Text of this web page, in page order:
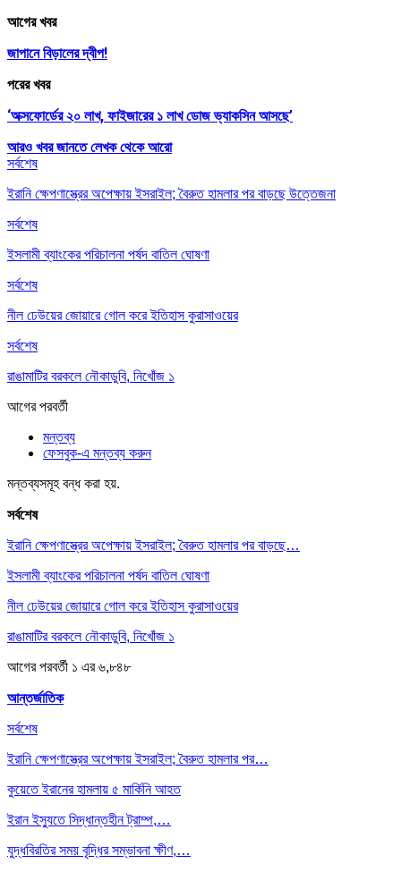
আগের খবর
জাপানে বিড়ালের দ্বীপ!
পরের খবর
‘অক্সফোর্ডের ২০ লাখ, ফাইজারের ১ লাখ ডোজ ভ্যাকসিন আসছে’
আরও খবর জানতে লেখক থেকে আরো
সর্বশেষ
ইরানি ক্ষেপণাস্ত্রের অপেক্ষায় ইসরাইল; বৈরুত হামলার পর বাড়ছে উত্তেজনা
সর্বশেষ
ইসলামী ব্যাংকের পরিচালনা পর্ষদ বাতিল ঘোষণা
সর্বশেষ
নীল ঢেউয়ের জোয়ারে গোল করে ইতিহাস কুরাসাওয়ের
সর্বশেষ
রাঙামাটির বরকলে নৌকাডুবি, নিখোঁজ ১
আগেরপরবর্তী
মন্তব্য
ফেসবুক-এ মন্তব্য করুন
মন্তব্যসমূহ বন্ধ করা হয়.
সর্বশেষ
ইরানি ক্ষেপণাস্ত্রের অপেক্ষায় ইসরাইল; বৈরুত হামলার পর বাড়ছে…
ইসলামী ব্যাংকের পরিচালনা পর্ষদ বাতিল ঘোষণা
নীল ঢেউয়ের জোয়ারে গোল করে ইতিহাস কুরাসাওয়ের
রাঙামাটির বরকলে নৌকাডুবি, নিখোঁজ ১
আগেরপরবর্তী ১ এর ৬,৮৪৮
আন্তর্জাতিক
সর্বশেষ
ইরানি ক্ষেপণাস্ত্রের অপেক্ষায় ইসরাইল; বৈরুত হামলার পর…
কুয়েতে ইরানের হামলায় ৫ মার্কিনি আহত
ইরান ইস্যুতে সিদ্ধান্তহীন ট্রাম্প,…
যুদ্ধবিরতির সময় বৃদ্ধির সম্ভাবনা ক্ষীণ,…